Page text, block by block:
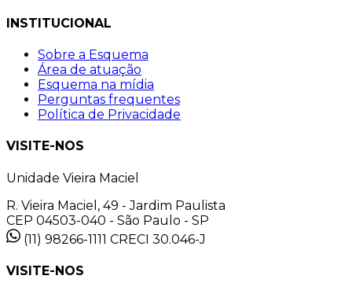
INSTITUCIONAL
Sobre a Esquema
Área de atuação
Esquema na mídia
Perguntas frequentes
Política de Privacidade
VISITE-NOS
Unidade Vieira Maciel
R. Vieira Maciel, 49 - Jardim Paulista
CEP 04503-040 - São Paulo - SP
(11) 98266-1111 CRECI 30.046-J
VISITE-NOS